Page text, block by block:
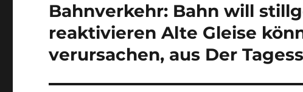
Vorheriger
Beitrag:
Bahnverkehr: Bahn will
reaktivieren Alte Gleise
verursachen, aus Der